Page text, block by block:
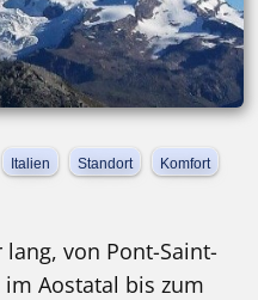
Italien Standort Komfort
von Pont-Saint-
Aostatal bis zum